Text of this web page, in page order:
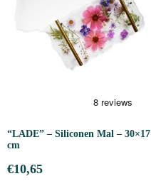
“LADE” – Siliconen Mal – 30×17
cm
€10,65